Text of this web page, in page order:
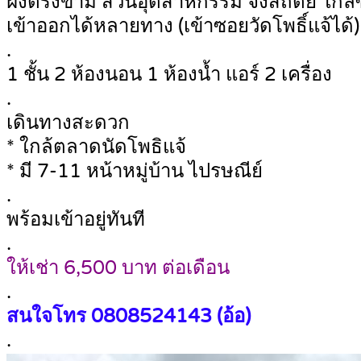
เข้าออกได้หลายทาง (เข้าซอยวัดโพธิ์แจ้ได้)
.
1 ชั้น 2 ห้องนอน 1 ห้องน้ำ แอร์ 2 เครื่อง
.
เดินทางสะดวก
* ใกล้ตลาดนัดโพธิแจ้
* มี 7-11 หน้าหมู่บ้าน ไปรษณีย์
.
พร้อมเข้าอยู่ทันที
.
ให้เช่า 6,500 บาท ต่อเดือน
.
สนใจโทร 0808524143 (อ้อ)
.